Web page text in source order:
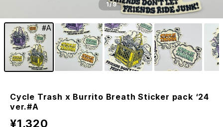
1/9
Cycle Trash x Burrito Breath Sticker pack ‘24
ver.#A
¥1,320